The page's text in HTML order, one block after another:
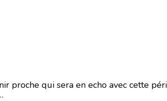
proche qui sera en echo avec cette